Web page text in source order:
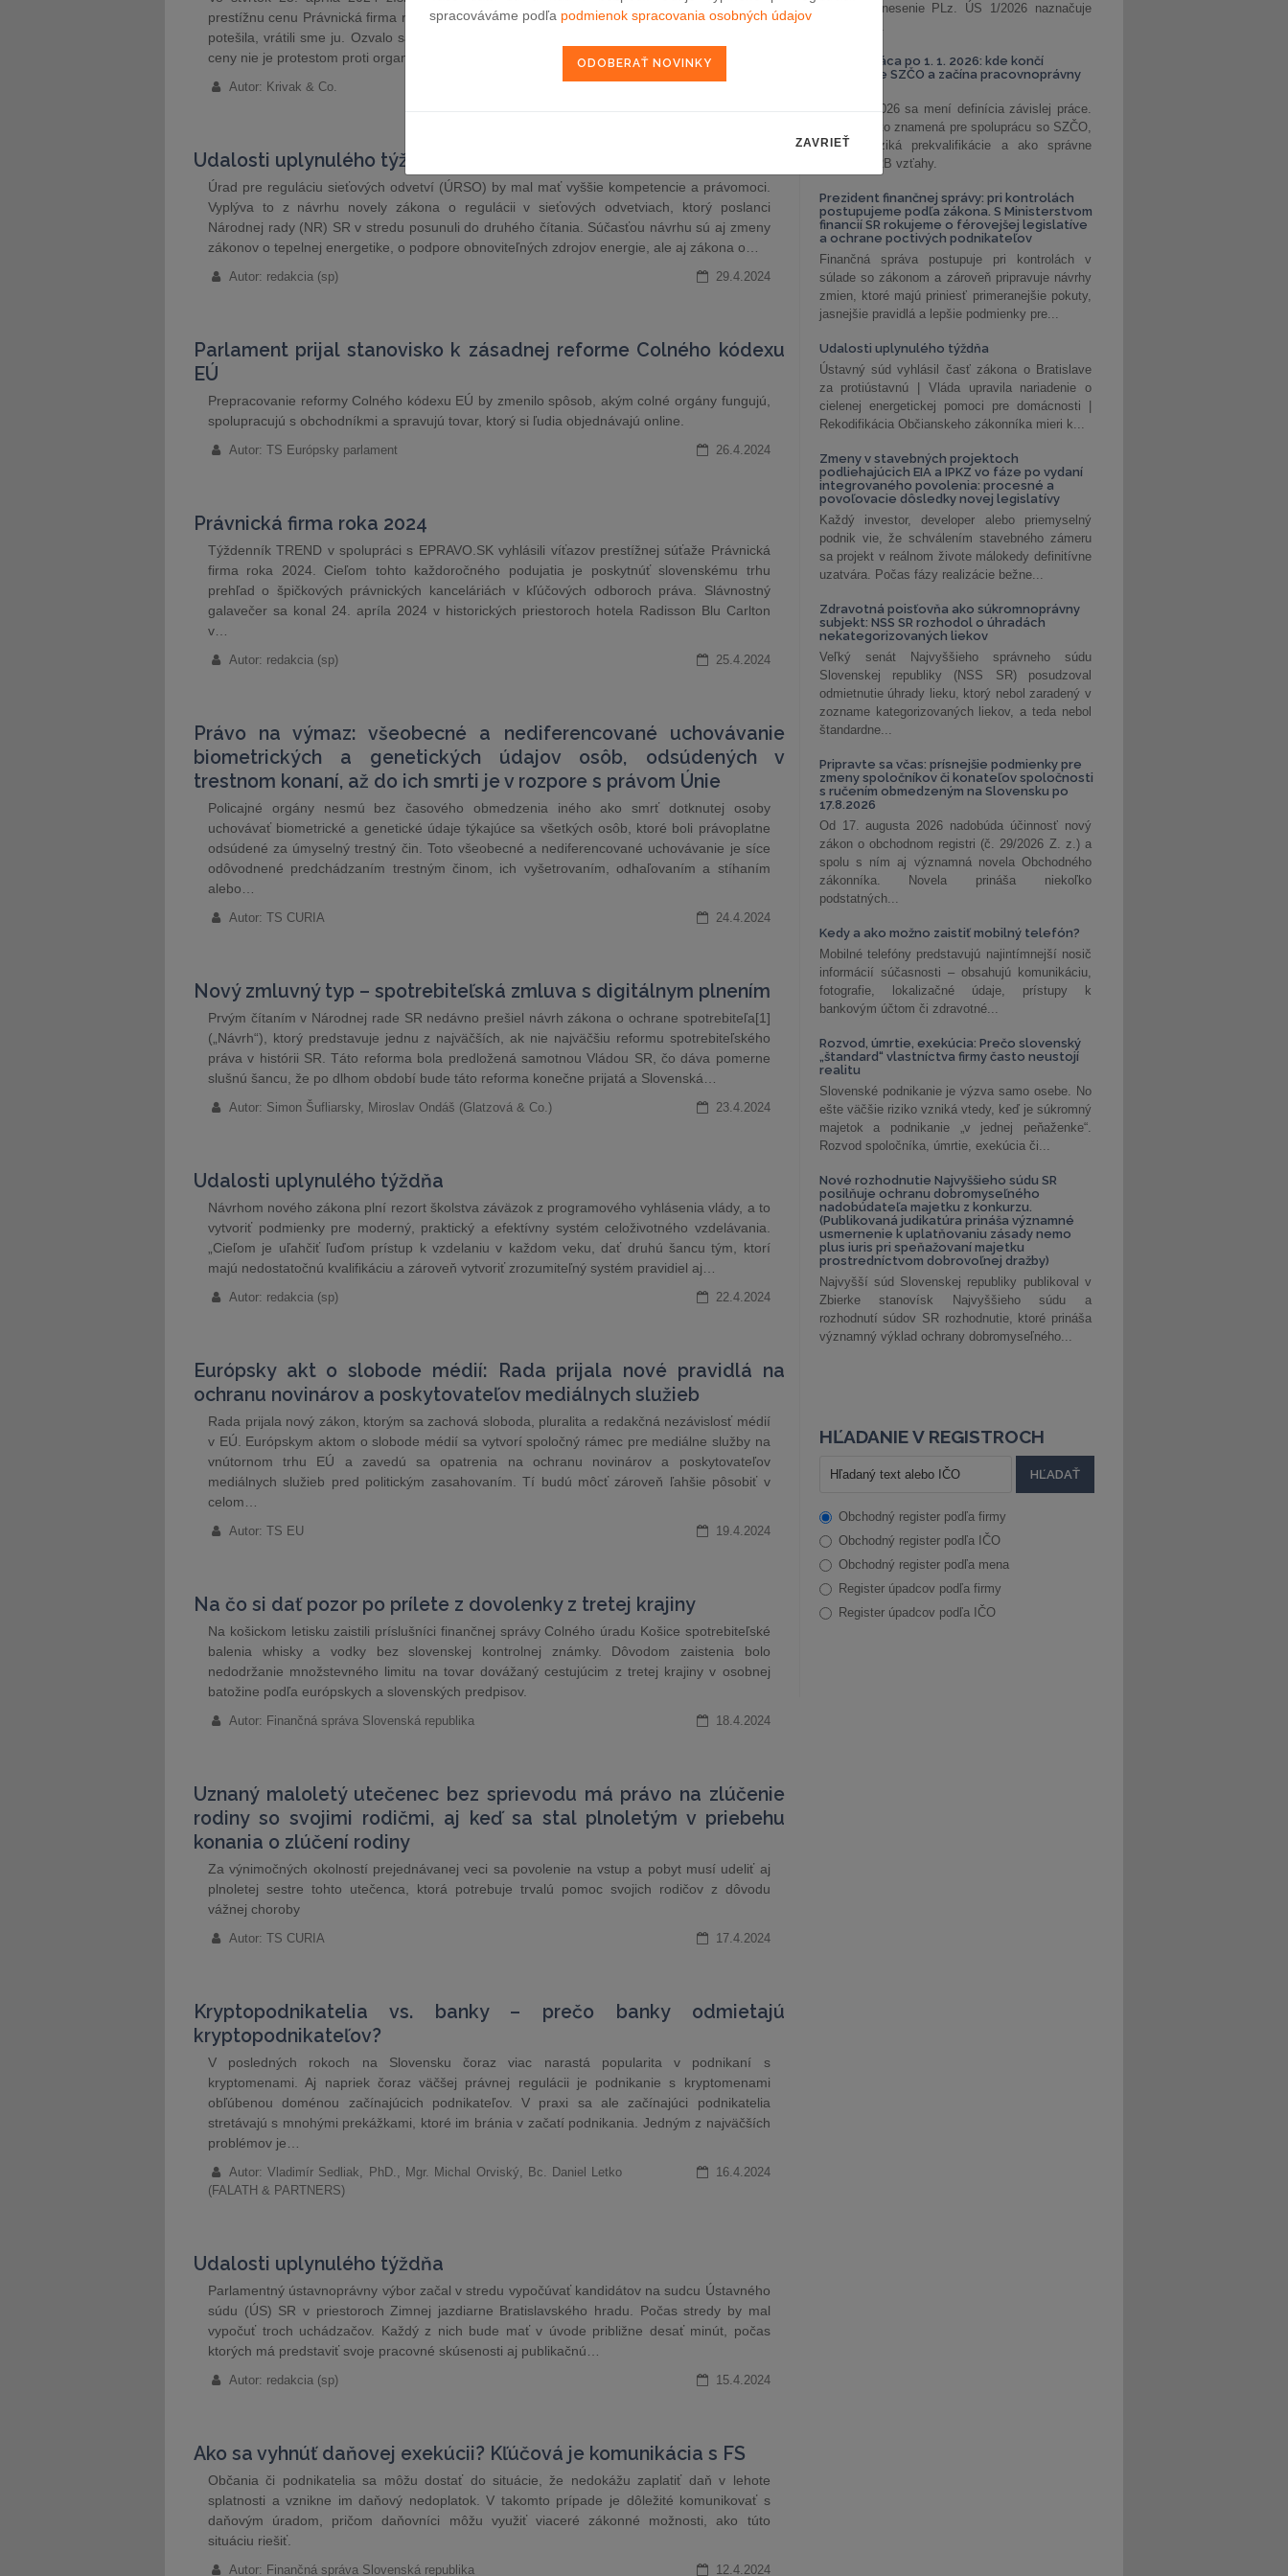
prestížnu cenu Právnická firma roka, a to v kategórii Pro Bono & CSR. „Hoci nás cena veľmi
potešila, vrátili sme ju. Ozvalo sa nám mnoho ľudí a pýtalo sa, prečo sa tak stalo. Vrátenie
ceny nie je protestom proti organizátorom ani ich podporovateľom. Cenu sme…
Autor: Krivak & Co.
Udalosti uplynulého týždňa
Úrad pre reguláciu sieťových odvetví (ÚRSO) by mal mať vyššie kompetencie a právomoci.
Vyplýva to z návrhu novely zákona o regulácii v sieťových odvetviach, ktorý poslanci
Národnej rady (NR) SR v stredu posunuli do druhého čítania. Súčasťou návrhu sú aj zmeny
zákonov o tepelnej energetike, o podpore obnoviteľných zdrojov energie, ale aj zákona o…
Autor: redakcia (sp) 29.4.2024
Parlament prijal stanovisko k zásadnej reforme Colného kódexu
EÚ
Prepracovanie reformy Colného kódexu EÚ by zmenilo spôsob, akým colné orgány fungujú,
spolupracujú s obchodníkmi a spravujú tovar, ktorý si ľudia objednávajú online.
Autor: TS Európsky parlament 26.4.2024
Právnická firma roka 2024
Týždenník TREND v spolupráci s EPRAVO.SK vyhlásili víťazov prestížnej súťaže Právnická
firma roka 2024. Cieľom tohto každoročného podujatia je poskytnúť slovenskému trhu
prehľad o špičkových právnických kanceláriách v kľúčových odboroch práva. Slávnostný
galavečer sa konal 24. apríla 2024 v historických priestoroch hotela Radisson Blu Carlton
v…
Autor: redakcia (sp) 25.4.2024
Právo na výmaz: všeobecné a nediferencované uchovávanie
biometrických a genetických údajov osôb, odsúdených v
trestnom konaní, až do ich smrti je v rozpore s právom Únie
Policajné orgány nesmú bez časového obmedzenia iného ako smrť dotknutej osoby
uchovávať biometrické a genetické údaje týkajúce sa všetkých osôb, ktoré boli právoplatne
odsúdené za úmyselný trestný čin. Toto všeobecné a nediferencované uchovávanie je síce
odôvodnené predchádzaním trestným činom, ich vyšetrovaním, odhaľovaním a stíhaním
alebo…
Autor: TS CURIA 24.4.2024
Nový zmluvný typ – spotrebiteľská zmluva s digitálnym plnením
Prvým čítaním v Národnej rade SR nedávno prešiel návrh zákona o ochrane spotrebiteľa[1]
(„Návrh“), ktorý predstavuje jednu z najväčších, ak nie najväčšiu reformu spotrebiteľského
práva v histórii SR. Táto reforma bola predložená samotnou Vládou SR, čo dáva pomerne
slušnú šancu, že po dlhom období bude táto reforma konečne prijatá a Slovenská…
Autor: Simon Šufliarsky, Miroslav Ondáš (Glatzová & Co.) 23.4.2024
Udalosti uplynulého týždňa
Návrhom nového zákona plní rezort školstva záväzok z programového vyhlásenia vlády, a to
vytvoriť podmienky pre moderný, praktický a efektívny systém celoživotného vzdelávania.
„Cieľom je uľahčiť ľuďom prístup k vzdelaniu v každom veku, dať druhú šancu tým, ktorí
majú nedostatočnú kvalifikáciu a zároveň vytvoriť zrozumiteľný systém pravidiel aj…
Autor: redakcia (sp) 22.4.2024
Európsky akt o slobode médií: Rada prijala nové pravidlá na
ochranu novinárov a poskytovateľov mediálnych služieb
Rada prijala nový zákon, ktorým sa zachová sloboda, pluralita a redakčná nezávislosť médií
v EÚ. Európskym aktom o slobode médií sa vytvorí spoločný rámec pre mediálne služby na
vnútornom trhu EÚ a zavedú sa opatrenia na ochranu novinárov a poskytovateľov
mediálnych služieb pred politickým zasahovaním. Tí budú môcť zároveň ľahšie pôsobiť v
celom…
Autor: TS EU 19.4.2024
Na čo si dať pozor po prílete z dovolenky z tretej krajiny
Na košickom letisku zaistili príslušníci finančnej správy Colného úradu Košice spotrebiteľské
balenia whisky a vodky bez slovenskej kontrolnej známky. Dôvodom zaistenia bolo
nedodržanie množstevného limitu na tovar dovážaný cestujúcim z tretej krajiny v osobnej
batožine podľa európskych a slovenských predpisov.
Autor: Finančná správa Slovenská republika 18.4.2024
Uznaný maloletý utečenec bez sprievodu má právo na zlúčenie
rodiny so svojimi rodičmi, aj keď sa stal plnoletým v priebehu
konania o zlúčení rodiny
Za výnimočných okolností prejednávanej veci sa povolenie na vstup a pobyt musí udeliť aj
plnoletej sestre tohto utečenca, ktorá potrebuje trvalú pomoc svojich rodičov z dôvodu
vážnej choroby
Autor: TS CURIA 17.4.2024
Kryptopodnikatelia vs. banky – prečo banky odmietajú
kryptopodnikateľov?
V posledných rokoch na Slovensku čoraz viac narastá popularita v podnikaní s
kryptomenami. Aj napriek čoraz väčšej právnej regulácii je podnikanie s kryptomenami
obľúbenou doménou začínajúcich podnikateľov. V praxi sa ale začínajúci podnikatelia
stretávajú s mnohými prekážkami, ktoré im bránia v začatí podnikania. Jedným z najväčších
problémov je…
Autor: Vladimír Sedliak, PhD., Mgr. Michal Orviský, Bc. Daniel Letko
(FALATH & PARTNERS)
16.4.2024
Udalosti uplynulého týždňa
Parlamentný ústavnoprávny výbor začal v stredu vypočúvať kandidátov na sudcu Ústavného
súdu (ÚS) SR v priestoroch Zimnej jazdiarne Bratislavského hradu. Počas stredy by mal
vypočuť troch uchádzačov. Každý z nich bude mať v úvode približne desať minút, počas
ktorých má predstaviť svoje pracovné skúsenosti aj publikačnú…
Autor: redakcia (sp) 15.4.2024
Ako sa vyhnúť daňovej exekúcii? Kľúčová je komunikácia s FS
Občania či podnikatelia sa môžu dostať do situácie, že nedokážu zaplatiť daň v lehote
splatnosti a vznikne im daňový nedoplatok. V takomto prípade je dôležité komunikovať s
daňovým úradom, pričom daňovníci môžu využiť viaceré zákonné možnosti, ako túto
situáciu riešiť.
Autor: Finančná správa Slovenská republika 12.4.2024
celkov. Uznesenie PLz. ÚS 1/2026 naznačuje
odklon od...
Závislá práca po 1. 1. 2026: kde končí
podnikanie SZČO a začína pracovnoprávny
Od 1. 1. 2026 sa mení definícia závislej práce.
Zistite, čo to znamená pre spoluprácu so SZČO,
aké sú riziká prekvalifikácie a ako správne
nastaviť B2B vzťahy.
Prezident finančnej správy: pri kontrolách
postupujeme podľa zákona. S Ministerstvom
financií SR rokujeme o férovejšej legislatíve
a ochrane poctivých podnikateľov
Finančná správa postupuje pri kontrolách v
súlade so zákonom a zároveň pripravuje návrhy
zmien, ktoré majú priniesť primeranejšie pokuty,
jasnejšie pravidlá a lepšie podmienky pre...
Udalosti uplynulého týždňa
Ústavný súd vyhlásil časť zákona o Bratislave
za protiústavnú | Vláda upravila nariadenie o
cielenej energetickej pomoci pre domácnosti |
Rekodifikácia Občianskeho zákonníka mieri k...
Zmeny v stavebných projektoch
podliehajúcich EIA a IPKZ vo fáze po vydaní
integrovaného povolenia: procesné a
povoľovacie dôsledky novej legislatívy
Každý investor, developer alebo priemyselný
podnik vie, že schválením stavebného zámeru
sa projekt v reálnom živote málokedy definitívne
uzatvára. Počas fázy realizácie bežne...
Zdravotná poisťovňa ako súkromnoprávny
subjekt: NSS SR rozhodol o úhradách
nekategorizovaných liekov
Veľký senát Najvyššieho správneho súdu
Slovenskej republiky (NSS SR) posudzoval
odmietnutie úhrady lieku, ktorý nebol zaradený v
zozname kategorizovaných liekov, a teda nebol
štandardne...
Pripravte sa včas: prísnejšie podmienky pre
zmeny spoločníkov či konateľov spoločnosti
s ručením obmedzeným na Slovensku po
17.8.2026
Od 17. augusta 2026 nadobúda účinnosť nový
zákon o obchodnom registri (č. 29/2026 Z. z.) a
spolu s ním aj významná novela Obchodného
zákonníka. Novela prináša niekoľko
podstatných...
Kedy a ako možno zaistiť mobilný telefón?
Mobilné telefóny predstavujú najintímnejší nosič
informácií súčasnosti – obsahujú komunikáciu,
fotografie, lokalizačné údaje, prístupy k
bankovým účtom či zdravotné...
Rozvod, úmrtie, exekúcia: Prečo slovenský
„štandard“ vlastníctva firmy často neustojí
realitu
Slovenské podnikanie je výzva samo osebe. No
ešte väčšie riziko vzniká vtedy, keď je súkromný
majetok a podnikanie „v jednej peňaženke“.
Rozvod spoločníka, úmrtie, exekúcia či...
Nové rozhodnutie Najvyššieho súdu SR
posilňuje ochranu dobromyseľného
nadobúdateľa majetku z konkurzu.
(Publikovaná judikatúra prináša významné
usmernenie k uplatňovaniu zásady nemo
plus iuris pri speňažovaní majetku
prostredníctvom dobrovoľnej dražby)
Najvyšší súd Slovenskej republiky publikoval v
Zbierke stanovísk Najvyššieho súdu a
rozhodnutí súdov SR rozhodnutie, ktoré prináša
významný výklad ochrany dobromyseľného...
HĽADANIE V REGISTROCH
Obchodný register podľa firmy
Obchodný register podľa IČO
Obchodný register podľa mena
Register úpadcov podľa firmy
Register úpadcov podľa IČO
spracováváme podľa podmienok spracovania osobných údajov
ZAVRIEŤ